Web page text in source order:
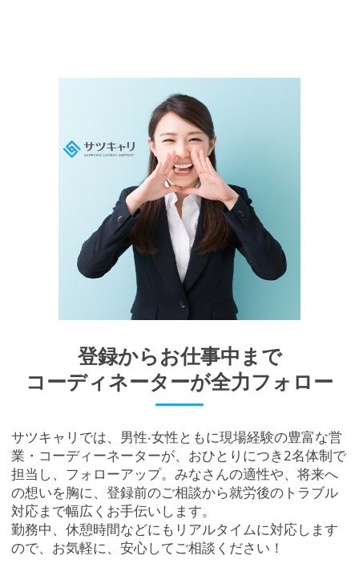
登録からお仕事中まで
コーディネーターが全⼒フォロー
サツキャリでは、男性‧⼥性ともに現場経験の豊富な営
業・コーディーネーターが、おひとりにつき2名体制で
担当し、フォローアップ。みなさんの適性や、将来へ
の想いを胸に、登録前のご相談から就労後のトラブル
対応まで幅広くお⼿伝いします。
勤務中、休憩時間などにもリアルタイムに対応します
ので、お気軽に、安⼼してご相談ください！